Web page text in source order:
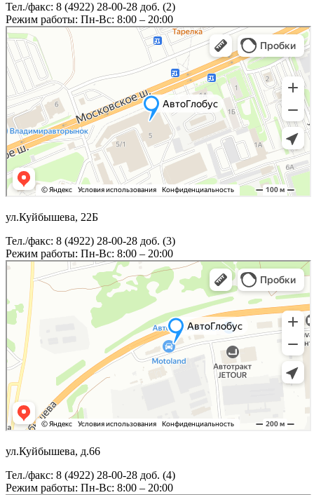
Тел./факс: 8 (4922) 28-00-28 доб. (2)
Режим работы: Пн-Вс: 8:00 – 20:00
ул.Куйбышева, 22Б
Тел./факс: 8 (4922) 28-00-28 доб. (3)
Режим работы: Пн-Вс: 8:00 – 20:00
ул.Куйбышева, д.66
Тел./факс: 8 (4922) 28-00-28 доб. (4)
Режим работы: Пн-Вс: 8:00 – 20:00